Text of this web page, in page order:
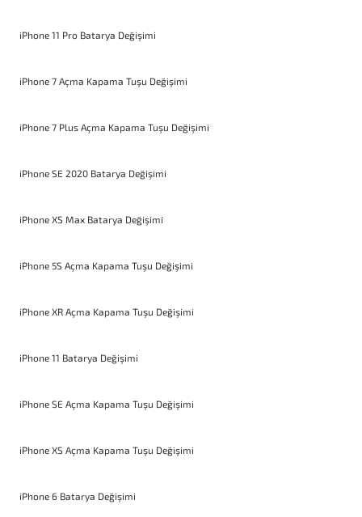
iPhone 11 Pro Batarya Değişimi
iPhone 7 Açma Kapama Tuşu Değişimi
iPhone 7 Plus Açma Kapama Tuşu Değişimi
iPhone SE 2020 Batarya Değişimi
iPhone XS Max Batarya Değişimi
iPhone 5S Açma Kapama Tuşu Değişimi
iPhone XR Açma Kapama Tuşu Değişimi
iPhone 11 Batarya Değişimi
iPhone SE Açma Kapama Tuşu Değişimi
iPhone XS Açma Kapama Tuşu Değişimi
iPhone 6 Batarya Değişimi